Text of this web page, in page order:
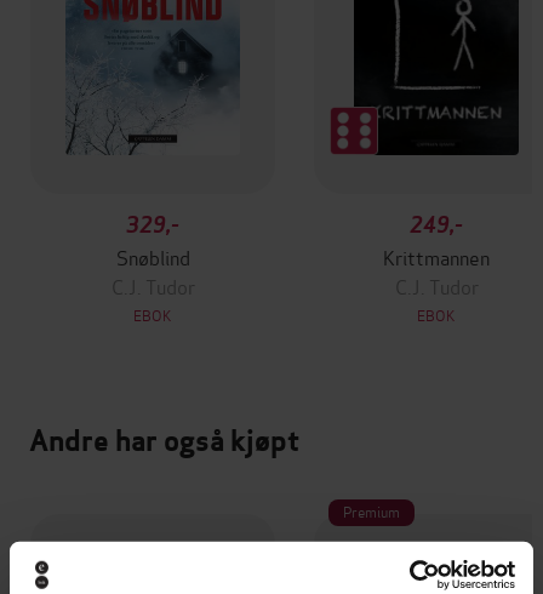
329,-
Snøblind
C.J. Tudor
EBOK
249,-
Krittmannen
C.J. Tudor
EBOK
Andre har også kjøpt
Premium